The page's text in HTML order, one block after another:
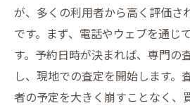
が、多くの利用者から高く評価さ
です。まず、電話やウェブを通じ
す。予約日時が決まれば、専門の
し、現地での査定を開始します。
者の予定を大きく崩すことなく、